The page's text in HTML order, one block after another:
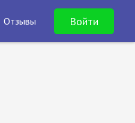
Отзывы Войти